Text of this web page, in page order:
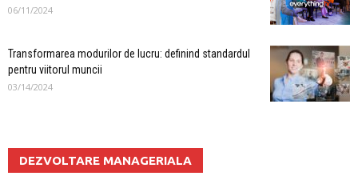
06/11/2024
Transformarea modurilor de lucru: definind standardul
pentru viitorul muncii
03/14/2024
DEZVOLTARE MANAGERIALA